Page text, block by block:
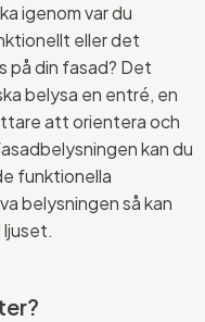
igenom var du
eller det
din fasad? Det
belysa en entré, en
att orientera och
kan du
funktionella
belysningen så kan